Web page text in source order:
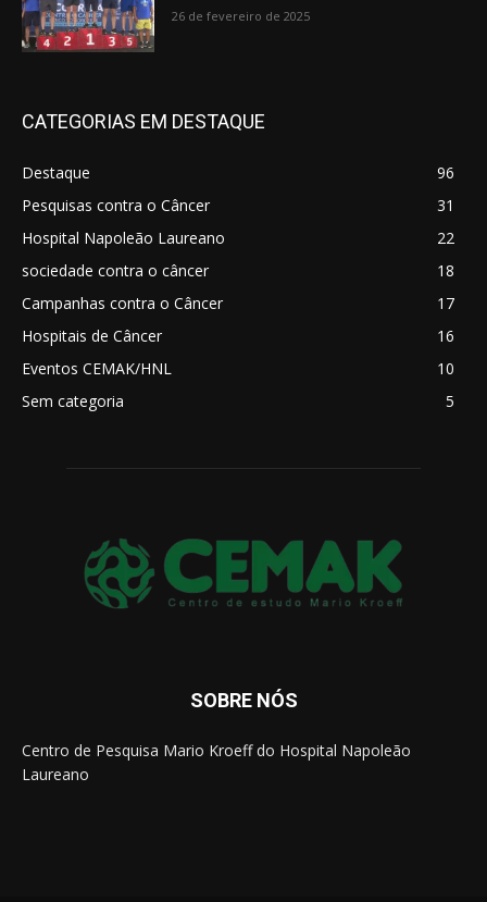
26 de fevereiro de 2025
CATEGORIAS EM DESTAQUE
Destaque
96
Pesquisas contra o Câncer
31
Hospital Napoleão Laureano
22
sociedade contra o câncer
18
Campanhas contra o Câncer
17
Hospitais de Câncer
16
Eventos CEMAK/HNL
10
Sem categoria
5
SOBRE NÓS
Centro de Pesquisa Mario Kroeff do Hospital Napoleão
Laureano